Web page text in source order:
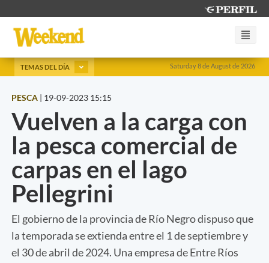
Saturday 8 de August de 2026
TEMAS DEL DÍA
PESCA | 19-09-2023 15:15
Vuelven a la carga con
la pesca comercial de
carpas en el lago
Pellegrini
El gobierno de la provincia de Río Negro dispuso que
la temporada se extienda entre el 1 de septiembre y
el 30 de abril de 2024. Una empresa de Entre Ríos